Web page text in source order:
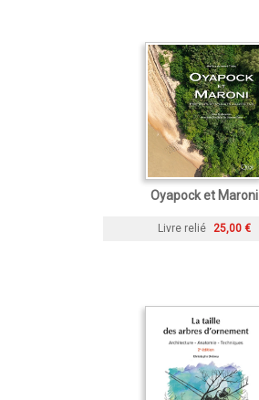
Oyapock et Maroni
Livre relié 25,00 €